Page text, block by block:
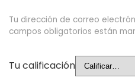
Tu dirección de correo
campos obligatorios están
Tu calificación